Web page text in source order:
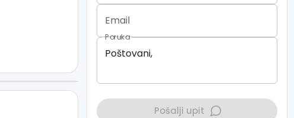
Email
Poruka
Pošalji upit